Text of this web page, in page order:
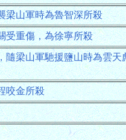
梁山軍時為魯智深所殺
受重傷，為徐寧所殺
隨梁山軍馳援鹽山時為雲天
咬金所殺